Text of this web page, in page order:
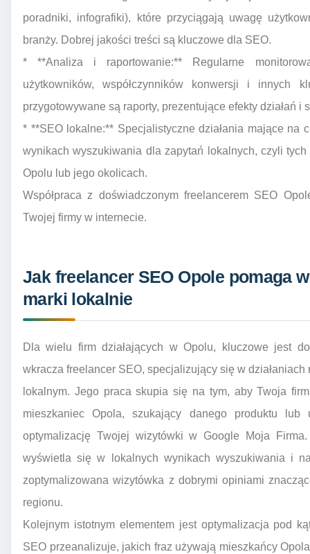
poradniki, infografiki), które przyciągają uwagę
branży. Dobrej jakości treści są kluczowe dla SEO.
* **Analiza i raportowanie:** Regularne
użytkowników, współczynników konwersji i innych
przygotowywane są raporty, prezentujące efekty działań i
* **SEO lokalne:** Specjalistyczne działania mające na
wynikach wyszukiwania dla zapytań lokalnych, czyli
Opolu lub jego okolicach.
Współpraca z doświadczonym freelancerem SEO
Twojej firmy w internecie.
Jak freelancer SEO Opole pomaga
marki lokalnie
Dla wielu firm działających w Opolu, kluczowe jest
wkracza freelancer SEO, specjalizujący się w
lokalnym. Jego praca skupia się na tym, aby Twoja
mieszkaniec Opola, szukający danego produktu
optymalizację Twojej wizytówki w Google Moja
wyświetla się w lokalnych wynikach wyszukiwania i
zoptymalizowana wizytówka z dobrymi opiniami
regionu.
Kolejnym istotnym elementem jest optymalizacja pod
SEO przeanalizuje, jakich fraz używają mieszkańcy